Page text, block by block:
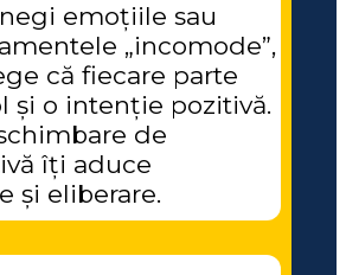
emoțiile sau
„incomode”,
că fiecare parte
și o intenție pozitivă.
de
îți aduce
și eliberare.